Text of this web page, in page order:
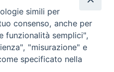
Digitale
simili per
consenso, anche per
funzionalità semplici",
"misurazione" e
specificato nella